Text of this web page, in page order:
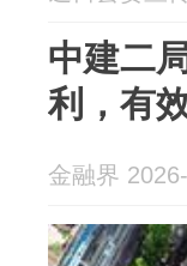
中建二
利，有
金融界